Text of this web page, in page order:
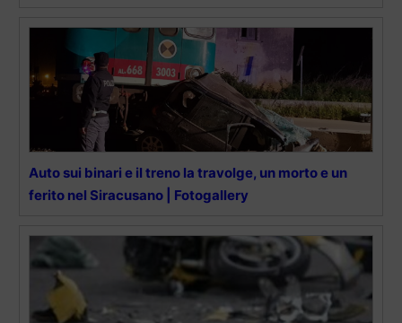
Auto sui binari e il treno la travolge, un morto e un
ferito nel Siracusano | Fotogallery